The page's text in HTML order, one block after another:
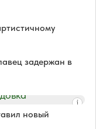
задержан в
новый